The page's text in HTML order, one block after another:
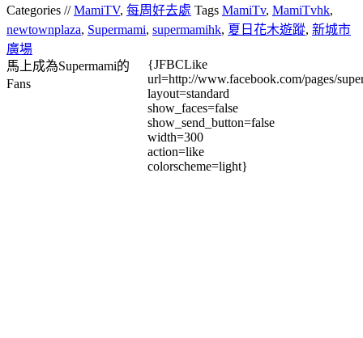
Categories //MamiTV, 每周好去處 Tags MamiTv, MamiTvhk,
newtownplaza, Supermami, supermamihk, 夏日花木遊蹤, 新城市
廣場
馬上成為Supermami的
Fans
{JFBCLike
url=http://www.facebook.com/pages/
layout=standard
show_faces=false
show_send_button=false
width=300
action=like
colorscheme=light}